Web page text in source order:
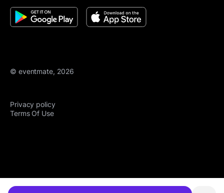
© eventmate, 2026
Privacy policy
Terms Of Use